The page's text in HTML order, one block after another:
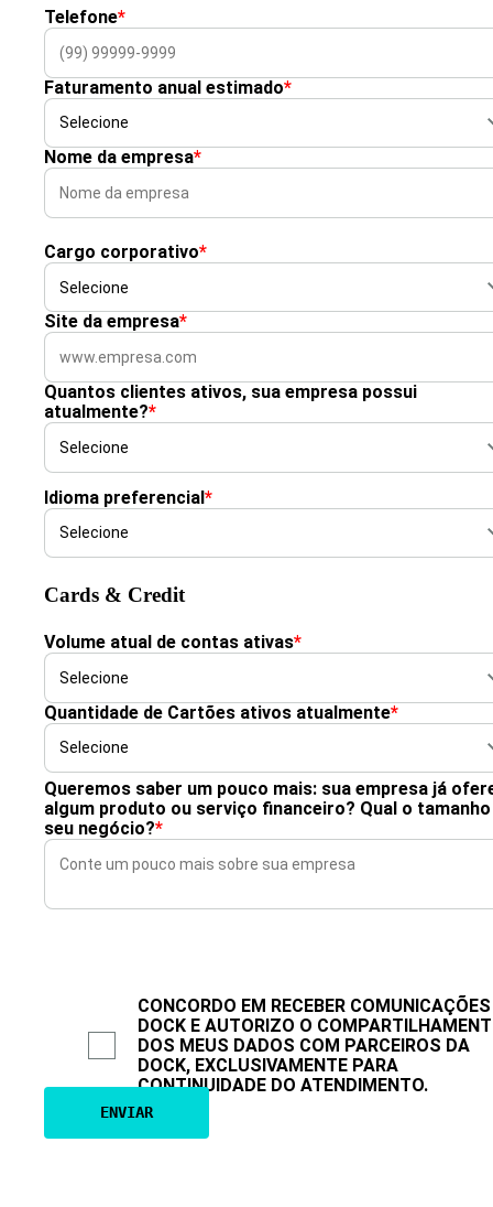
Telefone*
Faturamento anual estimado*
Nome da empresa*
Cargo corporativo*
Site da empresa*
Quantos clientes ativos, sua empresa possui
atualmente?*
Idioma preferencial*
Cards & Credit
Volume atual de contas ativas*
Quantidade de Cartões ativos atualmente*
Queremos saber um pouco mais: sua empresa já
algum produto ou serviço financeiro? Qual o
seu negócio?*
CONCORDO EM RECEBER
DOCK E AUTORIZO O
DOS MEUS DADOS COM PARCEIROS DA
DOCK, EXCLUSIVAMENTE PARA
CONTINUIDADE DO ATENDIMENTO.